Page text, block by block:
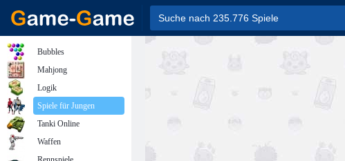
Bubbles
Mahjong
Logik
Spiele für Jungen
Tanki Online
Waffen